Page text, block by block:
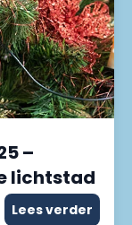
–
lichtstad
Lees verder